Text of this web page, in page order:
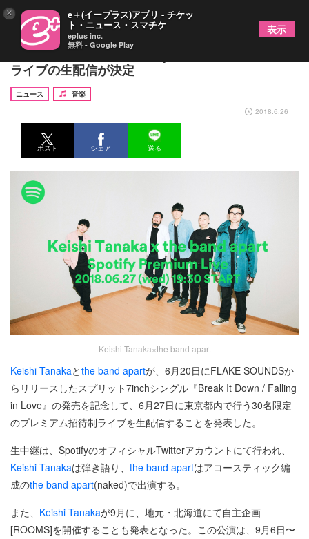
Keishi Tanaka×the band apart、プレミアム招待制
ライブの生配信が決定
ニュース
音楽
2018.6.26
ポスト シェア 送る
Keishi Tanaka×the band apart
Keishi Tanakaとthe band apartが、6月20日にFLAKE SOUNDSか
らリリースしたスプリット7inchシングル『Break It Down / Falling
in Love』の発売を記念して、6月27日に東京都内で行う30名限定
のプレミアム招待制ライブを生配信することを発表した。
生中継は、SpotifyのオフィシャルTwitterアカウントにて行われ、
Keishi Tanakaは弾き語り、 the band apartはアコースティック編
成のthe band apart(naked)で出演する。
また、 Keishi Tanakaが9月に、地元・北海道にて自主企画
[ROOMS]を開催することも発表となった。この公演は、9月6日〜
× e＋(イープラス)アプリ - チケッ
ト・ニュース・スマチケ
eplus inc.
無料 - Google Play
表示